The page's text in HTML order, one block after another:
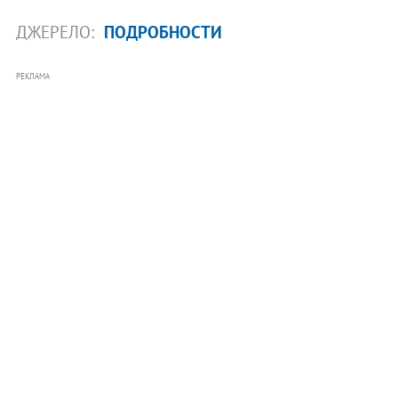
ДЖЕРЕЛО: ПОДРОБНОСТИ
РЕКЛАМА